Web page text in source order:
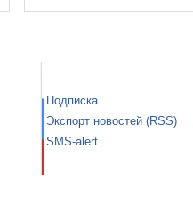
Подписка
Экспорт новостей (RSS)
SMS-alert